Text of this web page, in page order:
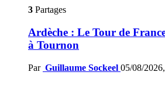
3 Partages
Ardèche : Le Tour de
à Tournon
Par Guillaume Sockeel 05/08/